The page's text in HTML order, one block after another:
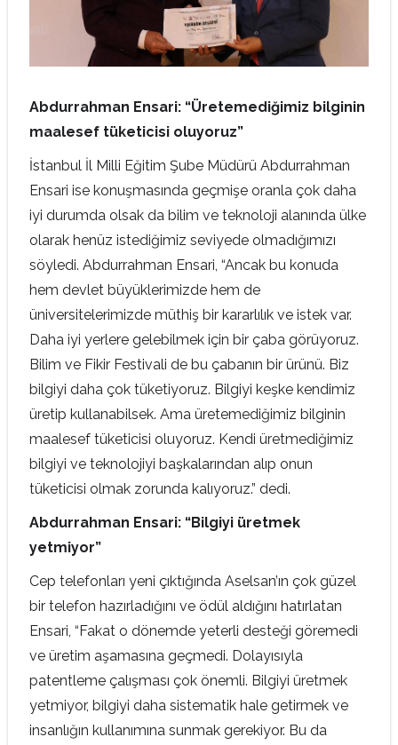
Abdurrahman Ensari: “Üretemediğimiz bilginin
maalesef tüketicisi oluyoruz”
İstanbul İl Milli Eğitim Şube Müdürü Abdurrahman
Ensari ise konuşmasında geçmişe oranla çok daha
iyi durumda olsak da bilim ve teknoloji alanında ülke
olarak henüz istediğimiz seviyede olmadığımızı
söyledi. Abdurrahman Ensari, “Ancak bu konuda
hem devlet büyüklerimizde hem de
üniversitelerimizde müthiş bir kararlılık ve istek var.
Daha iyi yerlere gelebilmek için bir çaba görüyoruz.
Bilim ve Fikir Festivali de bu çabanın bir ürünü. Biz
bilgiyi daha çok tüketiyoruz. Bilgiyi keşke kendimiz
üretip kullanabilsek. Ama üretemediğimiz bilginin
maalesef tüketicisi oluyoruz. Kendi üretmediğimiz
bilgiyi ve teknolojiyi başkalarından alıp onun
tüketicisi olmak zorunda kalıyoruz.” dedi.
Abdurrahman Ensari: “Bilgiyi üretmek
yetmiyor”
Cep telefonları yeni çıktığında Aselsan’ın çok güzel
bir telefon hazırladığını ve ödül aldığını hatırlatan
Ensari, “Fakat o dönemde yeterli desteği göremedi
ve üretim aşamasına geçmedi. Dolayısıyla
patentleme çalışması çok önemli. Bilgiyi üretmek
yetmiyor, bilgiyi daha sistematik hale getirmek ve
insanlığın kullanımına sunmak gerekiyor. Bu da